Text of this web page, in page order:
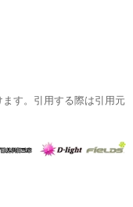
す。引用する際は引用元